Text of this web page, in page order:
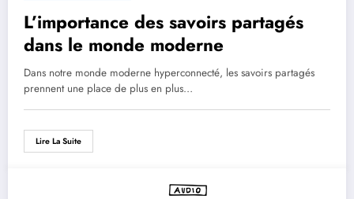
L’importance des savoirs partagés
dans le monde moderne
Dans notre monde moderne hyperconnecté, les savoirs partagés
prennent une place de plus en plus…
Lire La Suite